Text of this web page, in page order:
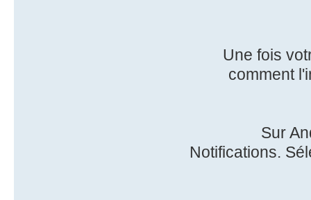
Une fois
comment
Sur
Notifications.